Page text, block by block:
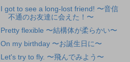
I got to see a long-lost friend! 〜音信
不通のお友達に会えた！〜
Pretty flexible 〜結構体が柔らかい〜
On my birthday 〜お誕生日に〜
Let's try to fly. 〜飛んでみよう〜